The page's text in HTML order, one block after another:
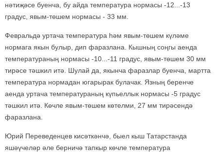
нәтиҗәсе буенча, бу айда температура нормасы -12...-13
градус, явым-төшем нормасы - 33 мм.
Февральдә уртача температура һәм явым-төшем күләме
нормага якын булыр, дип фаразлана. Кышның соңгы аенда
температураның нормасы -10...-11 градус, явым-төшем 30 мм
тирәсе тәшкил итә. Шулай да, якынча фаразлар буенча, мартта
температура нормадан югарырак булачак. Язның беренче
аенда уртача температураның күпьеллык нормасы -5 градус
тәшкил итә. Көчле явым-төшем көтелми, 27 мм тирәсендә
фаразлана.
Юрий Переведенцев кисәткәнчә, быел кыш Татарстанда
яшәүчеләр әле берничә тапкыр көчле температура